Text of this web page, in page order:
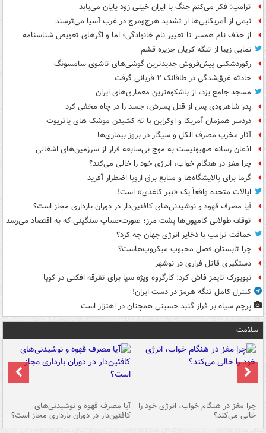
ترامپ: فکر می‌کنم جنگ با ایران خیلی زود پایان می‌یابد
نیمی از آمریکایی‌ها از تشدید هرج‌ومرج در غرب آسیا می‌ترسند
از حذف نام همسر تا تغییر نام خانوادگی؛ اما و اگرهای تعویض شناسنامه
نمایی زیبا از تنگه کریان جزیره قشم
رکوردشکنی پیش‌فروش جدیدترین گوشی‌های تاشوی سامسونگ
حادثه غرق‌شدگی در طاقانک ۲ قربانی گرفت
مسجد جامع یزد، از باشکوه‌ترین معماری‌های ایران
پدر شاهرودی پس از قتل پسرش، جسد را در چاه مخفی کرد
دردسر همزمان آمریکا و اوکراین با ته کشیدن موشک های پاتریوت
آثار مخرب مصرف الکل و سیگار در بروز بیماری‌ها
اذعان رسانه صهیونیست به موج بی‌سابقه فرار از سرزمین‌های اشغالی
چرا مغز در هنگام خواب، انرژی خود را خالی می‌کند؟
گرما برای پالایشگاه‌ها و منابع برق اروپا اضطرار آفرید
ایالات متحده واقعاً یک «ببر کاغذی» است!
آیا مصرف قهوه و نوشیدنی‌های کافئین‌دار در دوران بارداری مجاز است؟
توقف طولانی کامیون‌ها پشت مرز؛ صورت‌حساب سنگینی که به اقتصاد می‌رسد
حماقت ترامپ با ذخایر انرژی جهان چه کرد؟
چرا تابستان فصل محبوب میکروب‌هاست؟
دستگیری قاتل فراری در نوشهر
نیویورک تایمز فاش کرد: کارگروه ویژه سیا برای تفرقه افکنی در کوبا
کنترل کامل تنگه هرمز در دست ایران!
پرچم سیاه بر فراز گنبد حسینی همچنان در اهتزاز است
سلامت
چرا مغز در هنگام خواب، انرژی خود را
خالی می‌کند؟
آیا مصرف قهوه و نوشیدنی‌های
کافئین‌دار در دوران بارداری مجاز است؟